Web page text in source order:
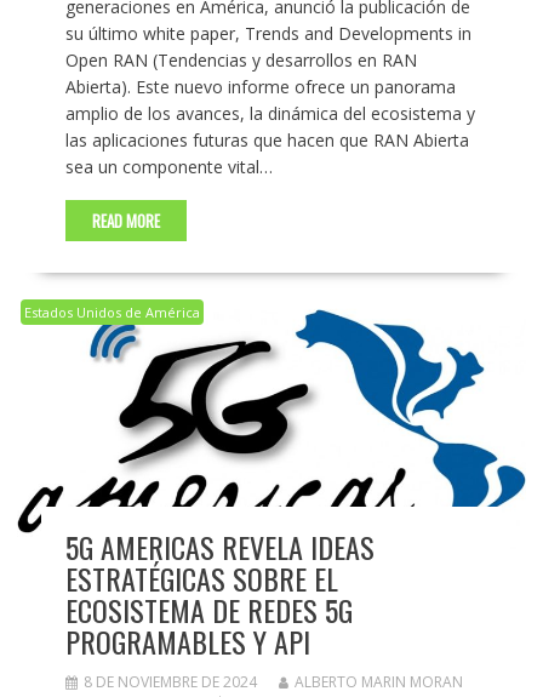
generaciones en América, anunció la publicación de
su último white paper, Trends and Developments in
Open RAN (Tendencias y desarrollos en RAN
Abierta). Este nuevo informe ofrece un panorama
amplio de los avances, la dinámica del ecosistema y
las aplicaciones futuras que hacen que RAN Abierta
sea un componente vital…
READ MORE
Estados Unidos de América
5G AMERICAS REVELA IDEAS
ESTRATÉGICAS SOBRE EL
ECOSISTEMA DE REDES 5G
PROGRAMABLES Y API
8 DE NOVIEMBRE DE 2024
ALBERTO MARIN MORAN